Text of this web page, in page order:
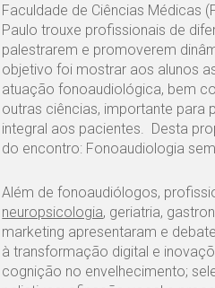
Faculdade de Ciências Médicas
Paulo trouxe profissionais de
palestrarem e promoverem
objetivo foi mostrar aos alunos
atuação fonoaudiológica, bem
outras ciências, importante para
integral aos pacientes. Desta
do encontro: Fonoaudiologia
Além de fonoaudiólogos,
neuropsicologia, geriatria,
marketing apresentaram e
à transformação digital e
cognição no envelhecimento;